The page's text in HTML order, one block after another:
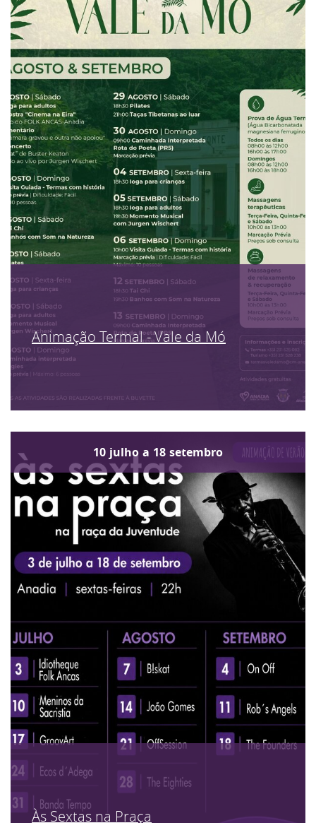
Animação Termal - Vale da Mó
10 julho a 18 setembro
Às Sextas na Praça